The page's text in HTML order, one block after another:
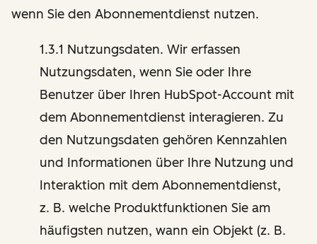
wenn Sie den Abonnementdienst nutzen.
1.3.1 Nutzungsdaten. Wir erfassen
Nutzungsdaten, wenn Sie oder Ihre
Benutzer über Ihren HubSpot-Account mit
dem Abonnementdienst interagieren. Zu
den Nutzungsdaten gehören Kennzahlen
und Informationen über Ihre Nutzung und
Interaktion mit dem Abonnementdienst,
z. B. welche Produktfunktionen Sie am
häufigsten nutzen, wann ein Objekt (z. B.